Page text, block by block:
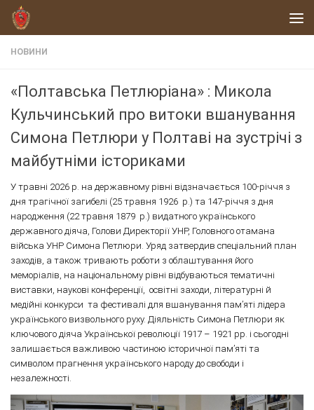
Skip to content
НОВИНИ
«Полтавська Петлюріана» : Микола
Кульчинський про витоки вшанування
Симона Петлюри у Полтаві на зустрічі з
майбутніми істориками
У травні 2026 р. на державному рівні відзначається 100-річчя з
дня трагічної загибелі (25 травня 1926 р.) та 147-річчя з дня
народження (22 травня 1879 р.) видатного українського
державного діяча, Голови Директорії УНР, Головного отамана
війська УНР Симона Петлюри. Уряд затвердив спеціальний план
заходів, а також тривають роботи з облаштування його
меморіалів, на національному рівні відбуваються тематичні
виставки, наукові конференції, освітні заходи, літературні й
медійні конкурси та фестивалі для вшанування пам’яті лідера
українського визвольного руху. Діяльність Симона Петлюри як
ключового діяча Української революції 1917 – 1921 рр. і сьогодні
залишається важливою частиною історичної пам’яті та
символом прагнення українського народу до свободи і
незалежності.